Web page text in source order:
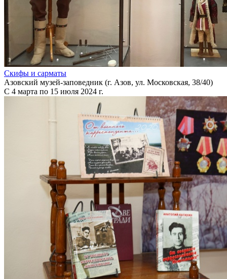
Скифы и сарматы
Азовский музей-заповедник (г. Азов, ул. Московская, 38/40)
С 4 марта по 15 июля 2024 г.